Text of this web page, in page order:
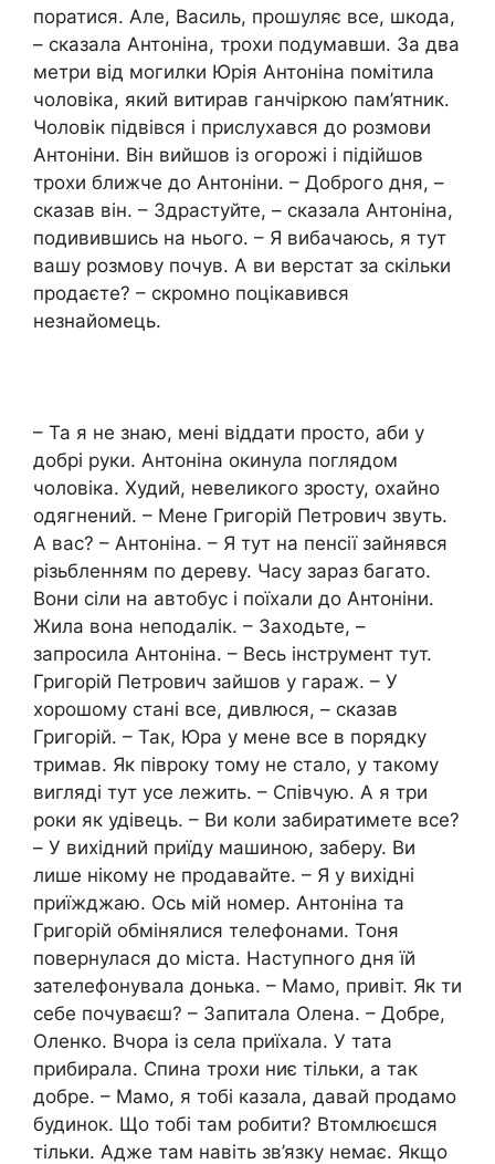
поратися. Але, Василь, прошуляє все, шкода,
– сказала Антоніна, трохи подумавши. За два
метри від могилки Юрія Антоніна помітила
чоловіка, який витирав ганчіркою пам’ятник.
Чоловік підвівся і прислухався до розмови
Антоніни. Він вийшов із огорожі і підійшов
трохи ближче до Антоніни. – Доброго дня, –
сказав він. – Здрастуйте, – сказала Антоніна,
подивившись на нього. – Я вибачаюсь, я тут
вашу розмову почув. А ви верстат за скільки
продаєте? – скромно поцікавився
незнайомець.
– Та я не знаю, мені віддати просто, аби у
добрі руки. Антоніна окинула поглядом
чоловіка. Худий, невеликого зросту, охайно
одягнений. – Мене Григорій Петрович звуть.
А вас? – Антоніна. – Я тут на пенсії зайнявся
різьбленням по дереву. Часу зараз багато.
Вони сіли на автобус і поїхали до Антоніни.
Жила вона неподалік. – Заходьте, –
запросила Антоніна. – Весь інструмент тут.
Григорій Петрович зайшов у гараж. – У
хорошому стані все, дивлюся, – сказав
Григорій. – Так, Юра у мене все в порядку
тримав. Як півроку тому не стало, у такому
вигляді тут усе лежить. – Співчую. А я три
роки як удівець. – Ви коли забиратимете все?
– У вихідний приїду машиною, заберу. Ви
лише нікому не продавайте. – Я у вихідні
приїжджаю. Ось мій номер. Антоніна та
Григорій обмінялися телефонами. Тоня
повернулася до міста. Наступного дня їй
зателефонувала донька. – Мамо, привіт. Як ти
себе почуваєш? – Запитала Олена. – Добре,
Оленко. Вчора із села приїхала. У тата
прибирала. Спина трохи ниє тільки, а так
добре. – Мамо, я тобі казала, давай продамо
будинок. Що тобі там робити? Втомлюєшся
тільки. Адже там навіть зв’язку немає. Якщо